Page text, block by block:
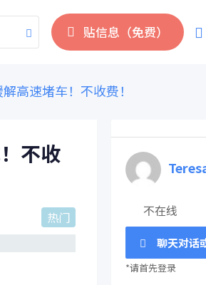
贴信息（免费）
高速堵车！不收费！
不收
热门 不在线
聊天对话
*请首先登录